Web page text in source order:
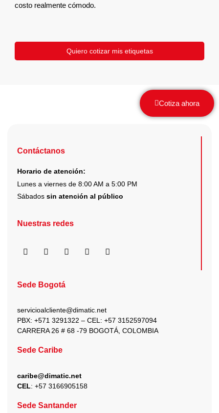
costo realmente cómodo.
Quiero cotizar mis etiquetas
Cotiza ahora
Contáctanos
Horario de atención:
Lunes a viernes de 8:00 AM a 5:00 PM
Sábados sin atención al público
Nuestras redes
F
a
b
o
I
n
g
a
m
X
-
e
r
Y
o
L
i
Sede Bogotá
servicioalcliente@dimatic.net
PBX: +571 3291322 – CEL: +57 3152597094
CARRERA 26 # 68 -79 BOGOTÁ, COLOMBIA
Sede Caribe
caribe@dimatic.net
CEL: +57 3166905158
Sede Santander